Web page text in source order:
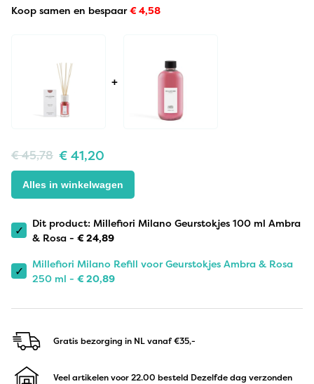
Koop samen en bespaar€4,58
+
€45,78 € 41,20
Alles in winkelwagen
✓
Dit product: Millefiori Milano Geurstokjes 100 ml Ambra
& Rosa - €24,89
✓
Millefiori Milano Refill voor Geurstokjes Ambra & Rosa
250 ml - €20,89
Gratis bezorging in NLvanaf €35,-
Veel artikelen voor 22.00 besteld Dezelfde dag verzonden